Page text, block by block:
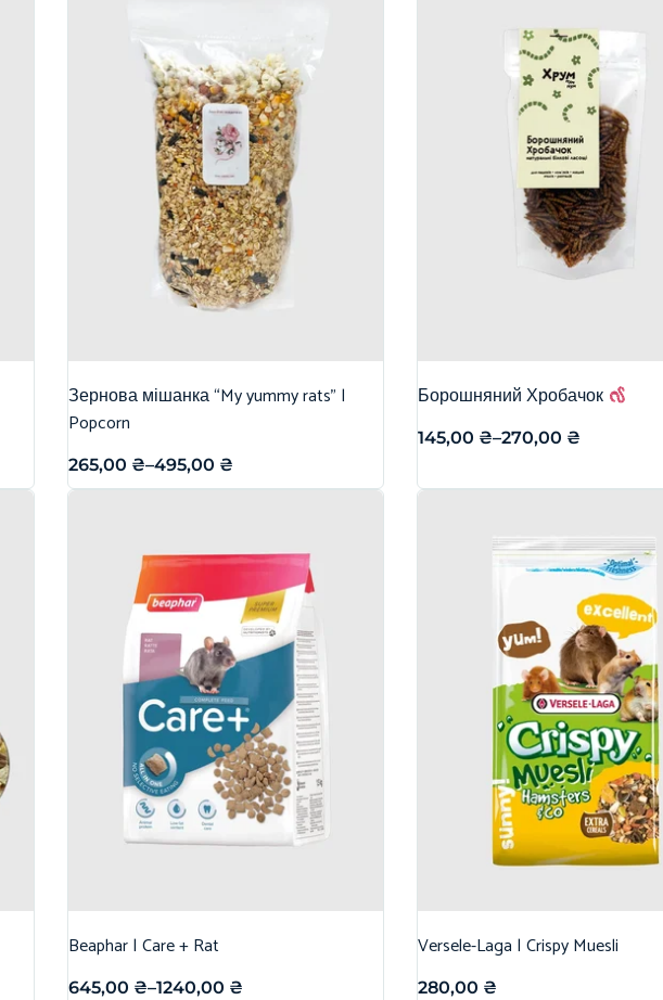
Зернова мішанка “My yummy rats” |
Popcorn
265,00 ₴–495,00 ₴
Борошняний Хробачок
145,00 ₴–270,00 ₴
Beaphar | Care + Rat
645,00 ₴–1240,00 ₴
Versele-Laga | Crispy Muesli
280,00 ₴